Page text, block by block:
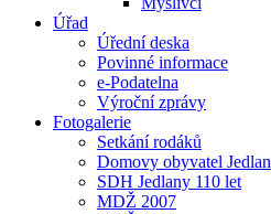
Úřad
Úřední deska
Povinné informace
e-Podatelna
Výroční zprávy
Fotogalerie
Setkání rodáků
Domovy obyvatel Jedlan
SDH Jedlany 110 let
MDŽ 2007